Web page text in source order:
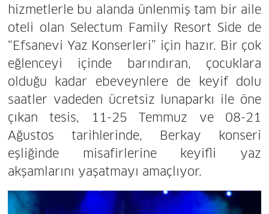
hizmetlerle bu alanda ünlenmiş tam bir aile
oteli olan Selectum Family Resort Side de
“Efsanevi Yaz Konserleri” için hazır. Bir çok
eğlenceyi içinde barındıran, çocuklara
olduğu kadar ebeveynlere de keyif dolu
saatler vadeden ücretsiz lunaparkı ile öne
çıkan tesis, 11-25 Temmuz ve 08-21
Ağustos tarihlerinde, Berkay konseri
eşliğinde misafirlerine keyifli yaz
akşamlarını yaşatmayı amaçlıyor.